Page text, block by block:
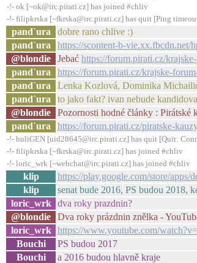
-!- ok [~ok@irc.pirati.cz] has joined #chliv
-!- filipkrska [~fkrska@irc.pirati.cz] has quit [Ping
pand`ura dobre rano chlive :)
pand`ura
https://scontent-b-vie.xx.fbcdn.net/
@blondie
Jebać https://forum.pirati.cz/
pand`ura
https://forum.pirati.cz/krajske-
pand`ura
Lenka Kozlová, Dominika
pand`ura
to jako fakt? ivan nebude
@blondie
Pozornosti hodné články : Pirátské
pand`ura
https://forum.pirati.cz/piratske-
-!- huliGEN [uid28645@irc.pirati.cz] has quit [Quit:
-!- filipkrska [~fkrska@irc.pirati.cz] has joined #chliv
-!- loric_wrk [~webchat@irc.pirati.cz] has joined #chliv
klip https://play.google.com/store/apps/
klip
senat bude 2016, PS budou 2018,
loric_wrk
dva roky prazdnin?
@blondie
Dva roky prázdnin znělka -
loric_wrk
https://www.youtube.com/
Bouchi
PS budou 2017
Bouchi
a 2016 budou hlavně kraje